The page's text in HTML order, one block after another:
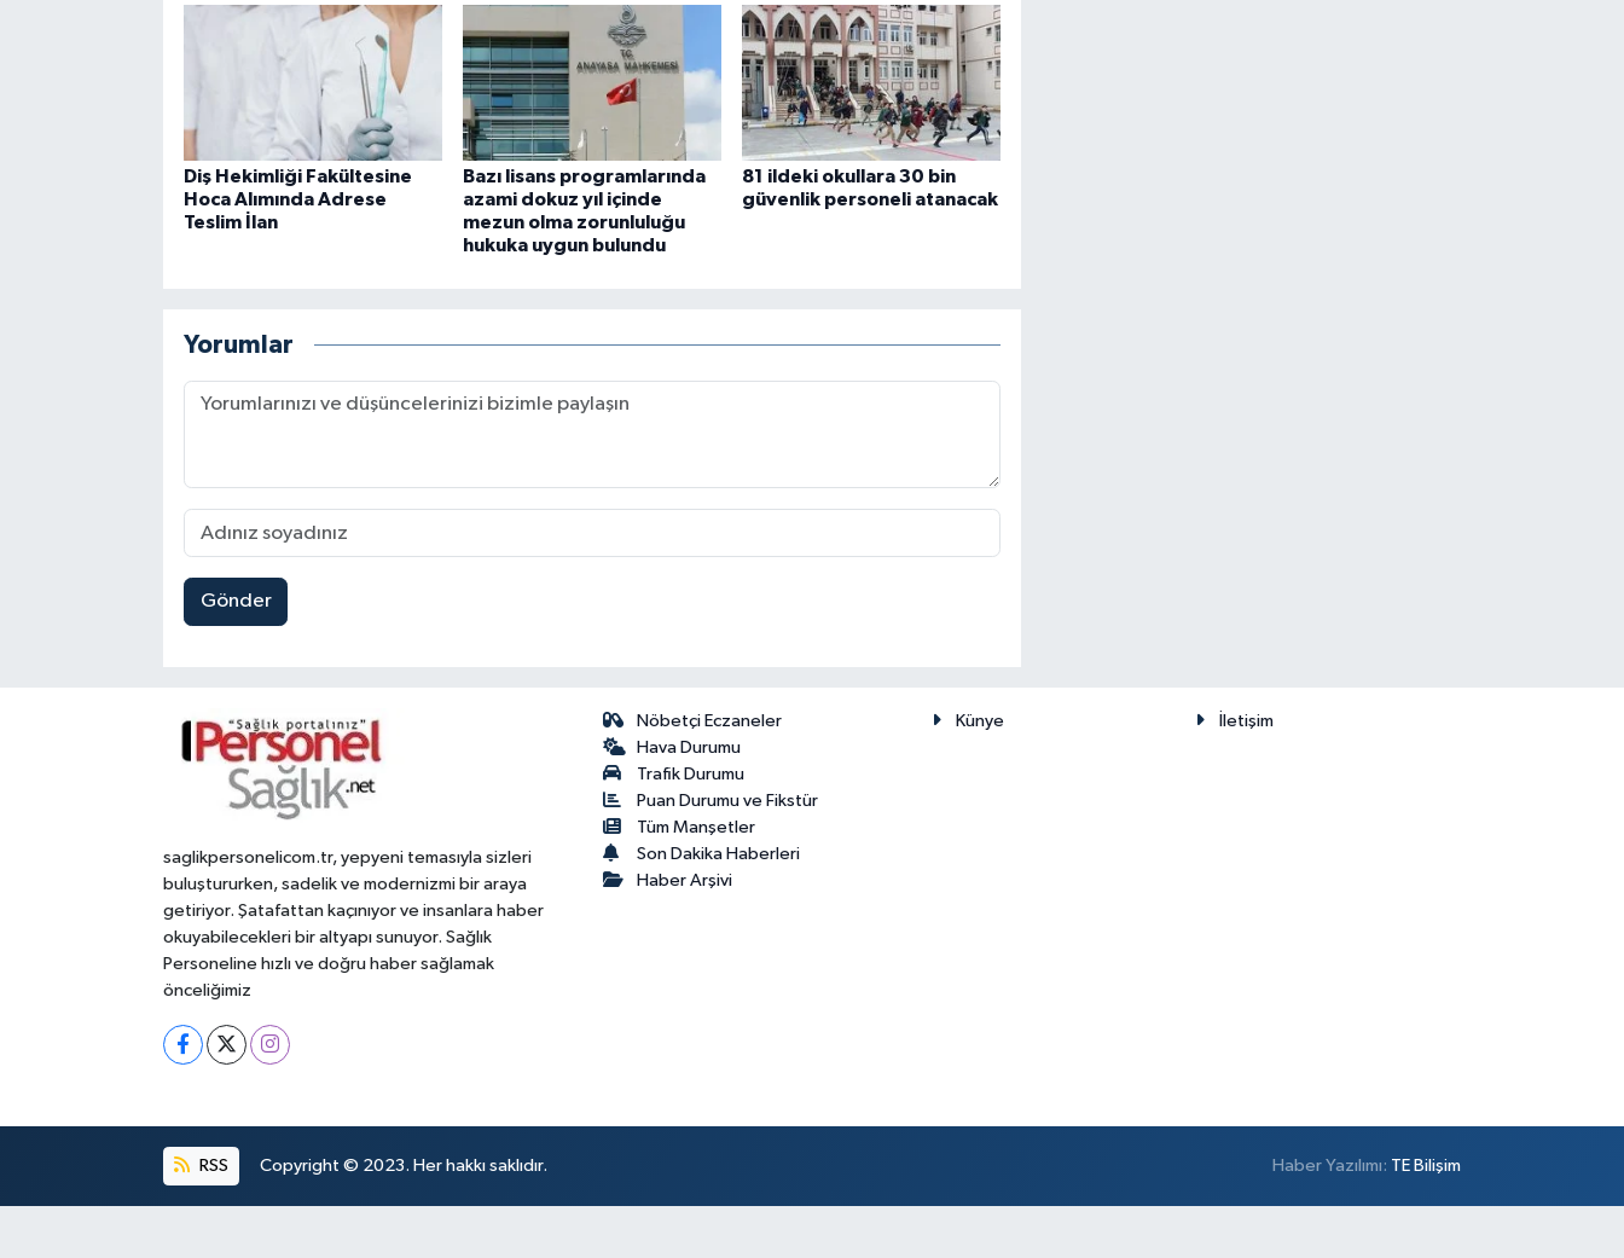
Diş Hekimliği Fakültesine
Hoca Alımında Adrese
Teslim İlan
Bazı lisans programlarında
azami dokuz yıl içinde
mezun olma zorunluluğu
hukuka uygun bulundu
81 ildeki okullara 30 bin
güvenlik personeli atanacak
Yorumlar
Gönder
saglikpersonelicom.tr, yepyeni temasıyla sizleri
buluştururken, sadelik ve modernizmi bir araya
getiriyor. Şatafattan kaçınıyor ve insanlara haber
okuyabilecekleri bir altyapı sunuyor. Sağlık
Personeline hızlı ve doğru haber sağlamak
önceliğimiz
Nöbetçi Eczaneler
Hava Durumu
Trafik Durumu
Puan Durumu ve Fikstür
Tüm Manşetler
Son Dakika Haberleri
Haber Arşivi
Künye İletişim
RSS Copyright © 2023. Her hakkı saklıdır. Haber Yazılımı: TE Bilişim